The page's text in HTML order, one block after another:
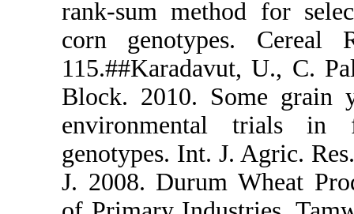
rank-sum
corn
Block.
genotypes.
J. 2008.